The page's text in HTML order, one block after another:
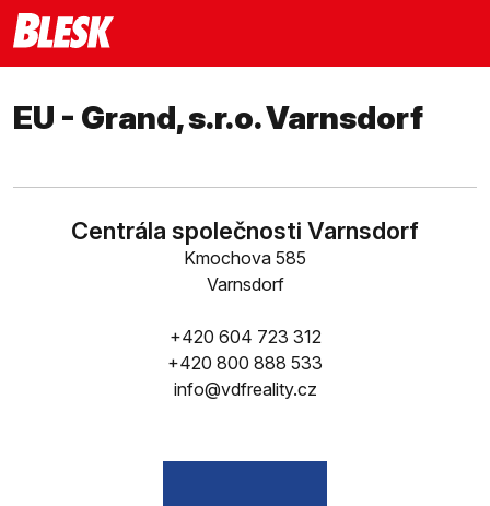
EU - Grand, s.r.o. Varnsdorf
Centrála společnosti Varnsdorf
Kmochova 585
Varnsdorf
+420 604 723 312
+420 800 888 533
info@vdfreality.cz